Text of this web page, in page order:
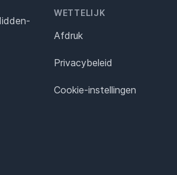
WETTELIJK
Afdruk
Privacybeleid
Cookie-instellingen